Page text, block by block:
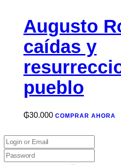
Augusto
caídas y
pueblo
₲30.000 COMPRAR AHORA